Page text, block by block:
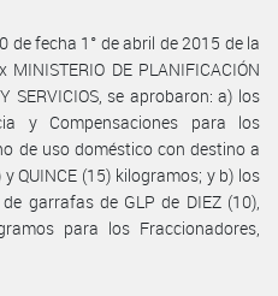
de fecha 1° de abril de 2015 de la
MINISTERIO DE PLANIFICACIÓN
SERVICIOS, se aprobaron: a) los
y Compensaciones para los
de uso doméstico con destino a
QUINCE (15) kilogramos; y b) los
garrafas de GLP de DIEZ (10),
para los Fraccionadores,